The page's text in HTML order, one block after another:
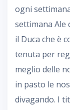
ogni
settimana Ale
il Duca che è
tenuta per
meglio delle
in pasto le
divagando. I